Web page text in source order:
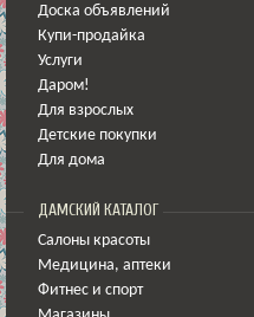
Доска объявлений
Купи-продайка
Услуги
Даром!
Для взрослых
Детские покупки
Для дома
ДАМСКИЙ КАТАЛОГ
Салоны красоты
Медицина, аптеки
Фитнес и спорт